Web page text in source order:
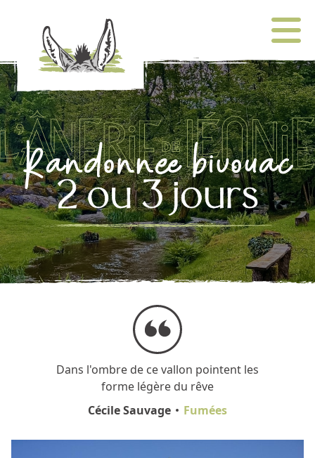
Dans l'ombre de ce vallon pointent les
forme légère du rêve
Cécile Sauvage
Fumées